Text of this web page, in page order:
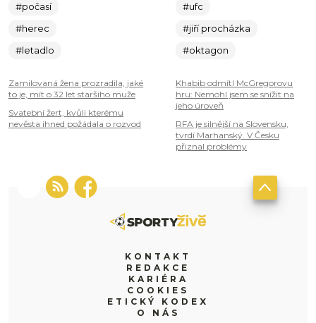
#počasí
#herec
#letadlo
Zamilovaná žena prozradila, jaké
to je, mít o 32 let staršího muže
Svatební žert, kvůli kterému
nevěsta ihned požádala o rozvod
#ufc
#jiří procházka
#oktagon
Khabib odmítl McGregorovu
hru: Nemohl jsem se snížit na
jeho úroveň
RFA je silnější na Slovensku,
tvrdí Marhanský. V Česku
přiznal problémy
KONTAKT
REDAKCE
KARIÉRA
COOKIES
ETICKÝ KODEX
O NÁS